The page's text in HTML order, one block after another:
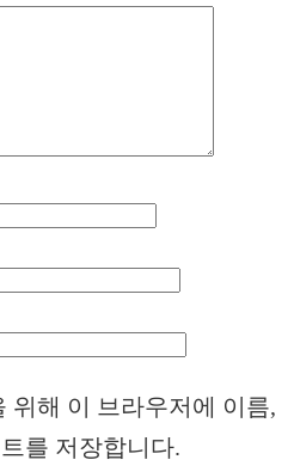
위해 이 브라우저에 이름,
를 저장합니다.